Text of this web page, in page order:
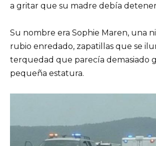
a gritar que su madre debía
Su nombre era Sophie Maren, una
rubio enredado, zapatillas que se
terquedad que parecía demasiado
pequeña estatura.